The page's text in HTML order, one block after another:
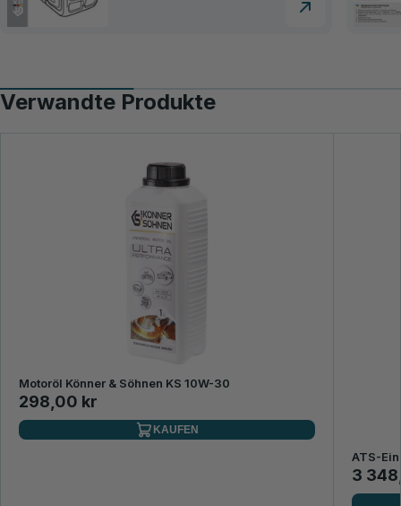
Verwandte Produkte
Motoröl Könner & Söhnen KS 10W-30
298,00 kr
KAUFEN
ATS-
3